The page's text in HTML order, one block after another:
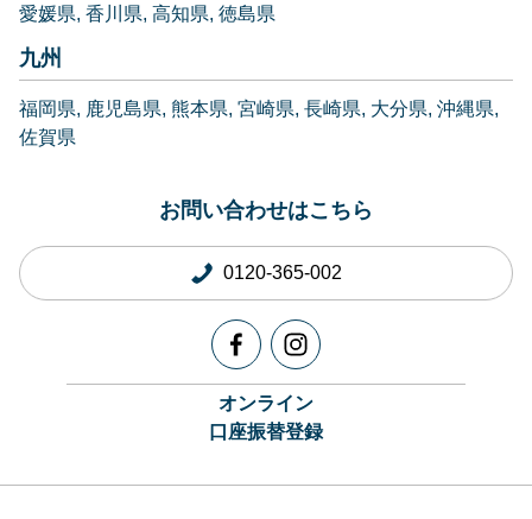
愛媛県 香川県 高知県 徳島県
九州
福岡県 鹿児島県 熊本県 宮崎県 長崎県 大分県 沖縄県
佐賀県
お問い合わせはこちら
0120-365-002
オンライン
口座振替登録